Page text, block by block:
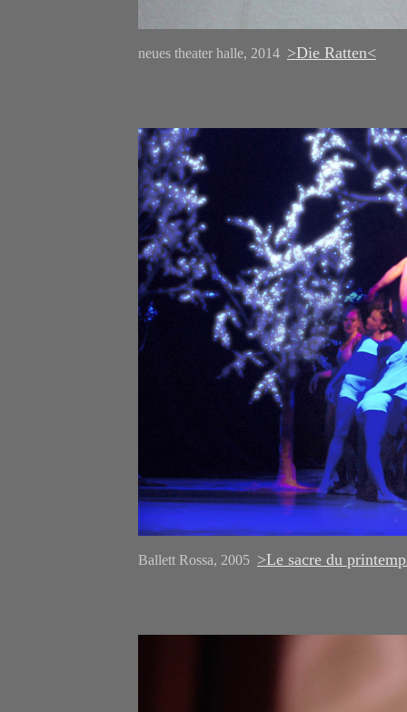
neues theater halle, 2014 >Die Ratten<
Ballett Rossa, 2005 >Le sacre du